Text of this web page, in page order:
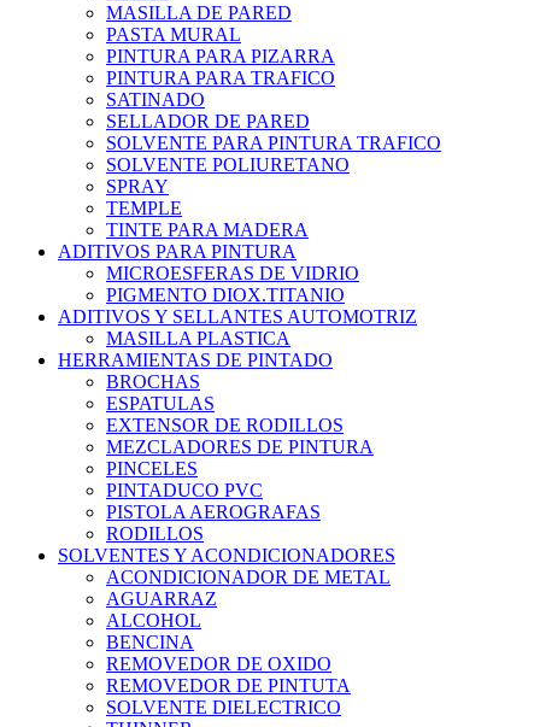
MASILLA DE PARED
PASTA MURAL
PINTURA PARA PIZARRA
PINTURA PARA TRAFICO
SATINADO
SELLADOR DE PARED
SOLVENTE PARA PINTURA TRAFICO
SOLVENTE POLIURETANO
SPRAY
TEMPLE
TINTE PARA MADERA
ADITIVOS PARA PINTURA
MICROESFERAS DE VIDRIO
PIGMENTO DIOX.TITANIO
ADITIVOS Y SELLANTES AUTOMOTRIZ
MASILLA PLASTICA
HERRAMIENTAS DE PINTADO
BROCHAS
ESPATULAS
EXTENSOR DE RODILLOS
MEZCLADORES DE PINTURA
PINCELES
PINTADUCO PVC
PISTOLA AEROGRAFAS
RODILLOS
SOLVENTES Y ACONDICIONADORES
ACONDICIONADOR DE METAL
AGUARRAZ
ALCOHOL
BENCINA
REMOVEDOR DE OXIDO
REMOVEDOR DE PINTUTA
SOLVENTE DIELECTRICO